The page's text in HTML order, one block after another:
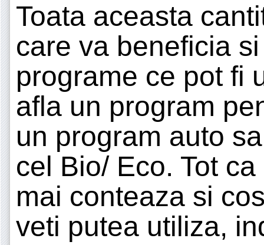
Toata aceasta
care va beneficia
programe ce pot fi
afla un program
un program auto
cel Bio/ Eco. Tot
mai conteaza si
veti putea utiliza,